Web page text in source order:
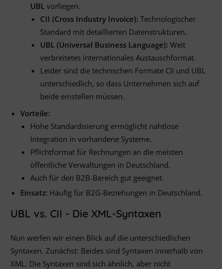
UBL vorliegen.
CII (Cross Industry Invoice): Technologischer
Standard mit detaillierten Datenstrukturen.
UBL (Universal Business Language): Weit
verbreitetes internationales Austauschformat.
Leider sind die technischen Formate CII und UBL
unterschiedlich, so dass Unternehmen sich auf
beide einstellen müssen.
Vorteile:
Hohe Standardisierung ermöglicht nahtlose
Integration in vorhandene Systeme.
Pflichtformat für Rechnungen an die meisten
öffentliche Verwaltungen in Deutschland.
Auch für den B2B-Bereich gut geeignet.
Einsatz: Häufig für B2G-Beziehungen in Deutschland.
UBL vs. CII - Die XML-Syntaxen
Nun werfen wir einen Blick auf die unterschiedlichen
Syntaxen. Zunächst: Beides sind Syntaxen innerhalb von
XML. Die Syntaxen sind sich ähnlich, aber nicht